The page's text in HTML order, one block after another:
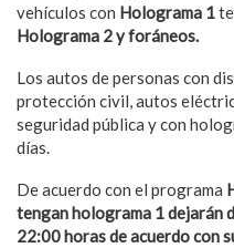
vehículos con Holograma 1
Holograma 2 y foráneos.
Los autos de personas con
protección civil, autos
seguridad pública y con
días.
De acuerdo con el programa
tengan holograma 1 dejarán
22:00 horas de acuerdo con